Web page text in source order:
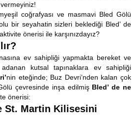
coğrafyası ve masmavi Bled Gölü
bir seyahatin sizleri beklediği Bled’ de
önerisi ile karşınızdayız?
ev sahipliği yapmakta bereket ve
adanan kutsal tapınaklara ev sahipliği
nin eteğinde; Buz Devri’nden kalan çok
çevresinde inşa edilmiş Bled’ de ne
önerisi:
St. Martin Kilisesini